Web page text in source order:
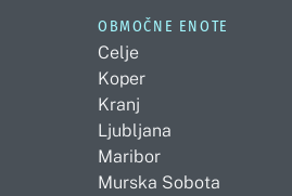
OBMOČNE ENOTE
Celje
Koper
Kranj
Ljubljana
Maribor
Murska Sobota